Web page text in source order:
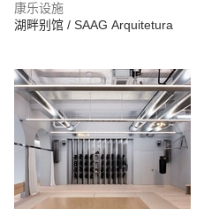
康乐设施
湖畔别馆 / SAAG Arquitetura